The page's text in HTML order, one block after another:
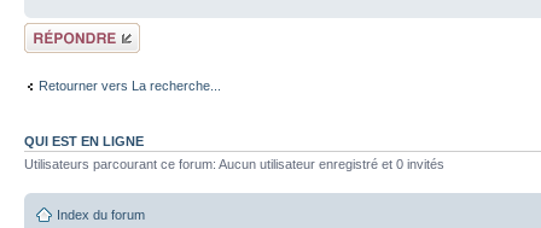
Répondre
Retourner vers La recherche...
QUI EST EN LIGNE
Utilisateurs parcourant ce forum: Aucun utilisateur enregistré et 0 invités
Index du forum